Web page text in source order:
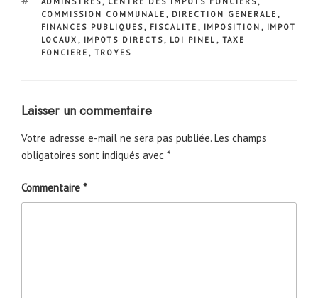
COMMISSION COMMUNALE , DIRECTION GENERALE ,
FINANCES PUBLIQUES, FISCALITE , IMPOSITION , IMPOT
LOCAUX , IMPOTS DIRECTS, LOI PINEL , TAXE
FONCIERE , TROYES
Laisser un commentaire
Votre adresse e-mail ne sera pas publiée. Les champs
obligatoires sont indiqués avec *
Commentaire *